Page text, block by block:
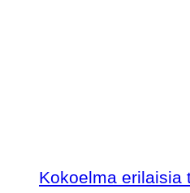
Kokoelma erilaisia